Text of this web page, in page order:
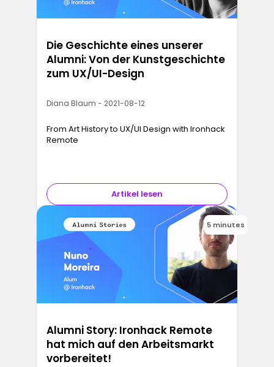
Die Geschichte eines unserer
Alumni: Von der Kunstgeschichte
zum UX/UI-Design
Diana Blaum - 2021-08-12
From Art History to UX/UI Design with Ironhack
Remote
Artikel lesen
5 minutes
Alumni Story: Ironhack Remote
hat mich auf den Arbeitsmarkt
vorbereitet!